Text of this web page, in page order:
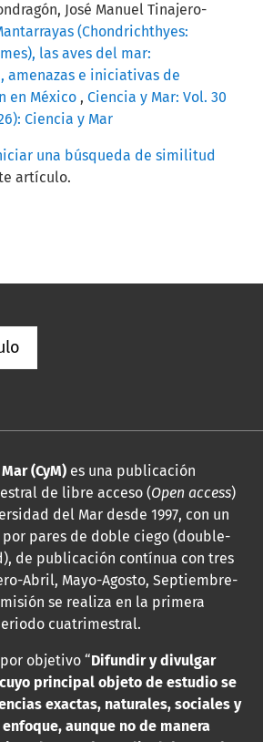
José Manuel Tinajero-
(Chondrichthyes:
las aves del mar:
amenazas e iniciativas de
en México , Ciencia y Mar: Vol. 30
Ciencia y Mar
una búsqueda de similitud
artículo.
(CyM) es una publicación
de libre acceso (Open access)
del Mar desde 1997, con un
pares de doble ciego (double-
de publicación contínua con tres
Abril, Mayo-Agosto, Septiembre-
se realiza en la primera
cuatrimestral.
objetivo “Difundir y divulgar
principal objeto de estudio se
exactas, naturales, sociales y
aunque no de manera